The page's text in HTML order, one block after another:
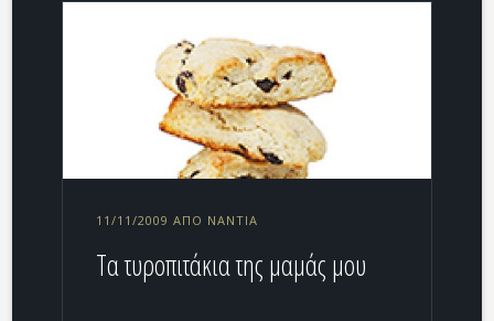
11/11/2009 ΑΠΌ NANTIA
Tα τυροπιτάκια της μαμάς μου